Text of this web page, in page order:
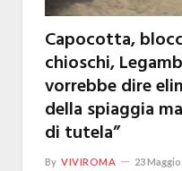
Capocotta,
chioschi,
vorrebbe dire
della spiaggia
di tutela”
By VIVIROMA 23